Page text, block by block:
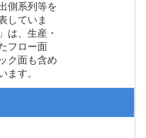
側系列等を
していま
は、生産・
フロー面
ク面も含め
ます。